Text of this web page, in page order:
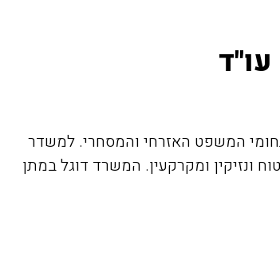
המשפט האזרחי והמסחרי. למשדר
ונזיקין ומקרקעין. המשרד דוגל במתן